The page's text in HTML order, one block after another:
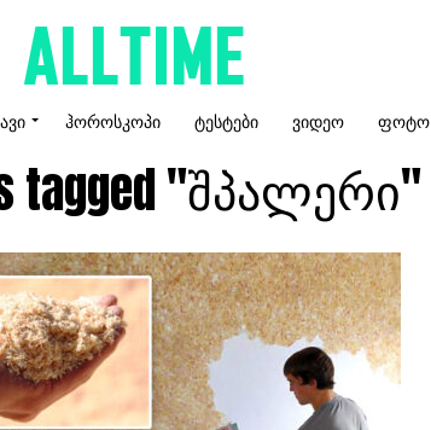
ᲰᲝᲠᲝᲡᲙᲝᲞᲘ ᲢᲔᲡᲢᲔᲑᲘ ᲕᲘᲓᲔᲝ ᲤᲝᲢᲝ
tagged "შპალერი"